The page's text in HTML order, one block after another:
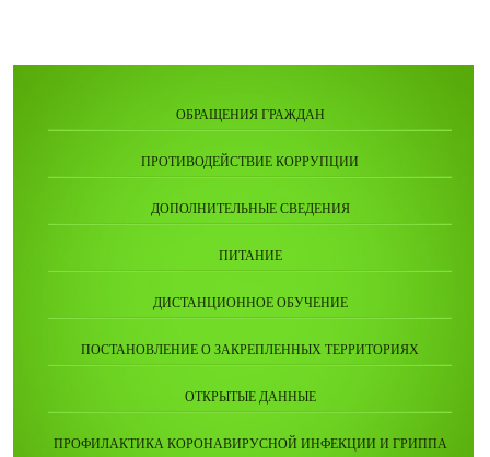
ОБРАЩЕНИЯ ГРАЖДАН
ПРОТИВОДЕЙСТВИЕ КОРРУПЦИИ
ДОПОЛНИТЕЛЬНЫЕ СВЕДЕНИЯ
ПИТАНИЕ
ДИСТАНЦИОННОЕ ОБУЧЕНИЕ
ПОСТАНОВЛЕНИЕ О ЗАКРЕПЛЕННЫХ ТЕРРИТОРИЯХ
ОТКРЫТЫЕ ДАННЫЕ
ПРОФИЛАКТИКА КОРОНАВИРУСНОЙ ИНФЕКЦИИ И ГРИППА